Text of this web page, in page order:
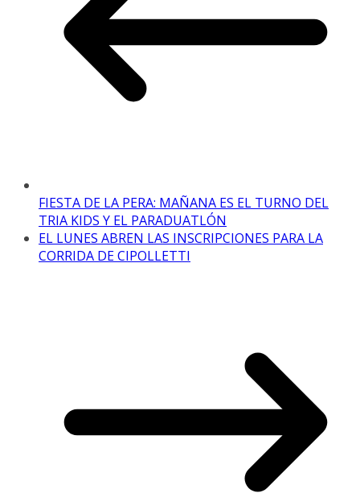
FIESTA DE LA PERA: MAÑANA ES EL TURNO DEL
TRIA KIDS Y EL PARADUATLÓN
EL LUNES ABREN LAS INSCRIPCIONES PARA LA
CORRIDA DE CIPOLLETTI